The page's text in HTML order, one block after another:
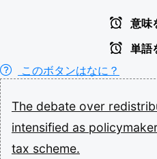
意味
単語
このボタンはなに？
The debate over
intensified as
tax scheme.